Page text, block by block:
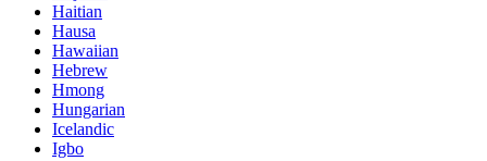
Haitian
Hausa
Hawaiian
Hebrew
Hmong
Hungarian
Icelandic
Igbo